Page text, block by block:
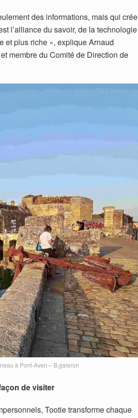
des informations, mais qui crée
l’alliance du savoir, de la technologie
et plus riche », explique Arnaud
membre du Comité de Direction de
à Pont-Aven – B.galeron
de visiter
Tootie transforme chaque